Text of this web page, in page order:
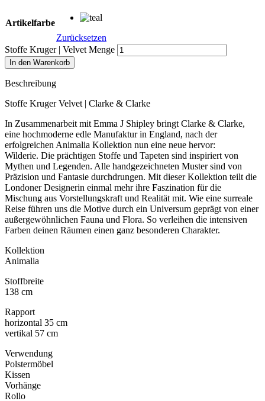
Artikelfarbe
Zurücksetzen
Stoffe Kruger | Velvet Menge
In den Warenkorb
Beschreibung
Stoffe Kruger Velvet | Clarke & Clarke
In Zusammenarbeit mit Emma J Shipley bringt Clarke & Clarke,
eine hochmoderne edle Manufaktur in England, nach der
erfolgreichen Animalia Kollektion nun eine neue hervor:
Wilderie. Die prächtigen Stoffe und Tapeten sind inspiriert von
Mythen und Legenden. Alle handgezeichneten Muster sind von
Präzision und Fantasie durchdrungen. Mit dieser Kollektion teilt die
Londoner Designerin einmal mehr ihre Faszination für die
Mischung aus Vorstellungskraft und Realität mit. Wie eine surreale
Reise führen uns die Motive durch ein Universum geprägt von einer
außergewöhnlichen Fauna und Flora. So verleihen die intensiven
Farben deinen Räumen einen ganz besonderen Charakter.
Kollektion
Animalia
Stoffbreite
138 cm
Rapport
horizontal 35 cm
vertikal 57 cm
Verwendung
Polstermöbel
Kissen
Vorhänge
Rollo